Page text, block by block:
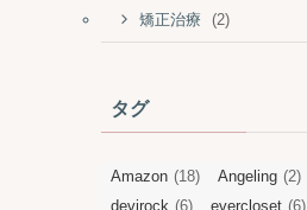
矯正治療 (2)
タグ
Amazon (18) Angeling (2)
devirock (6) evercloset (6)